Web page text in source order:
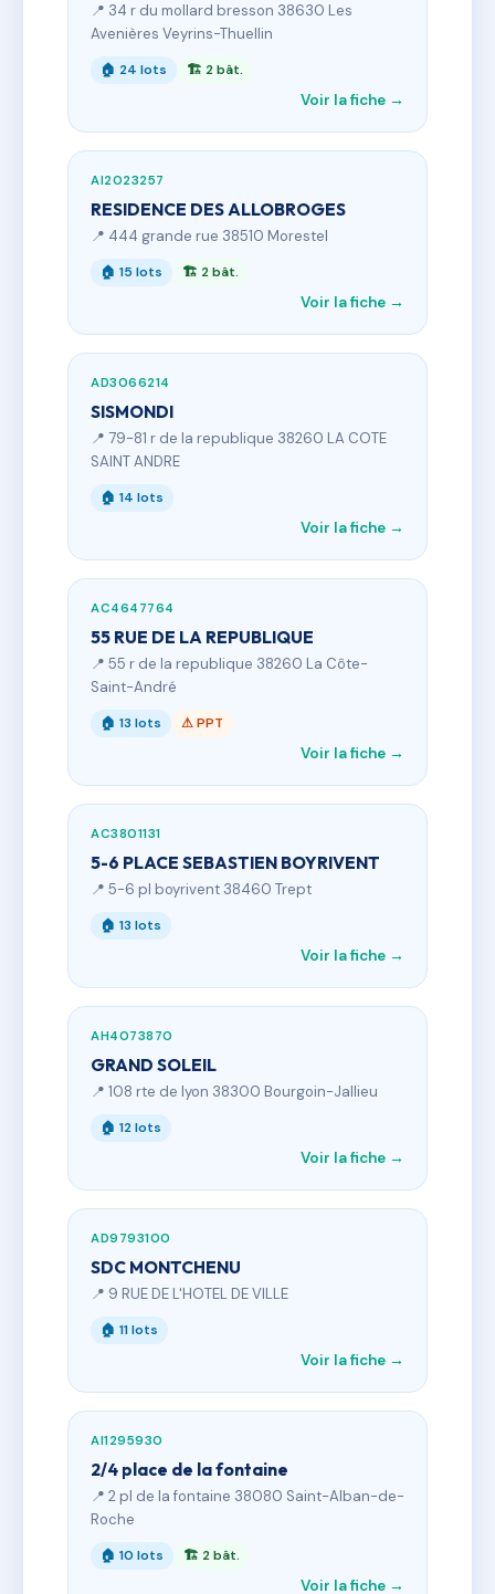
📍 34 r du mollard bresson 38630 Les
Avenières Veyrins-Thuellin
🏠 24 lots 🏗 2 bât.
Voir la fiche →
AI2023257
RESIDENCE DES ALLOBROGES
📍 444 grande rue 38510 Morestel
🏠 15 lots 🏗 2 bât.
Voir la fiche →
AD3066214
SISMONDI
📍 79-81 r de la republique 38260 LA COTE
SAINT ANDRE
🏠 14 lots
Voir la fiche →
AC4647764
55 RUE DE LA REPUBLIQUE
📍 55 r de la republique 38260 La Côte-
Saint-André
🏠 13 lots ⚠ PPT
Voir la fiche →
AC3801131
5-6 PLACE SEBASTIEN BOYRIVENT
📍 5-6 pl boyrivent 38460 Trept
🏠 13 lots
Voir la fiche →
AH4073870
GRAND SOLEIL
📍 108 rte de lyon 38300 Bourgoin-Jallieu
🏠 12 lots
Voir la fiche →
AD9793100
SDC MONTCHENU
📍 9 RUE DE L'HOTEL DE VILLE
🏠 11 lots
Voir la fiche →
AI1295930
2/4 place de la fontaine
📍 2 pl de la fontaine 38080 Saint-Alban-de-
Roche
🏠 10 lots 🏗 2 bât.
Voir la fiche →